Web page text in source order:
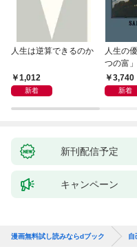
人生は逆算できるのか
1,012
新着
人生の
つの富
3,740
新着
新刊配信予定
キャンペーン
漫画無料試し読みならdブック 自